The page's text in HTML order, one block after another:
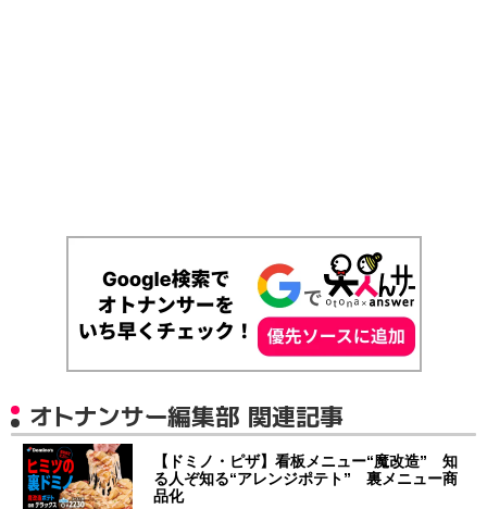
オトナンサー編集部 関連記事
【ドミノ・ピザ】看板メニュー“魔改造” 知
る人ぞ知る“アレンジポテト” 裏メニュー商
品化